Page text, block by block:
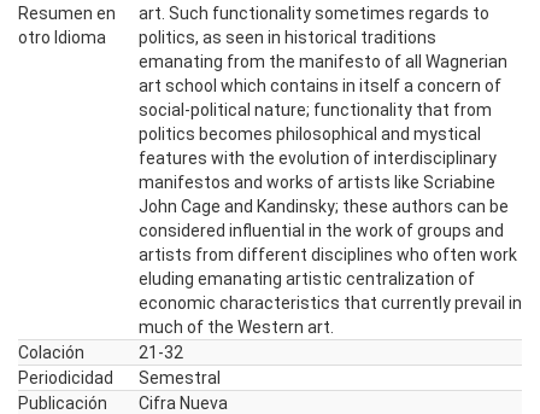
Resumen en
otro Idioma
art. Such functionality sometimes regards to
politics, as seen in historical traditions
emanating from the manifesto of all Wagnerian
art school which contains in itself a concern of
social-political nature; functionality that from
politics becomes philosophical and mystical
features with the evolution of interdisciplinary
manifestos and works of artists like Scriabine
John Cage and Kandinsky; these authors can be
considered influential in the work of groups and
artists from different disciplines who often work
eluding emanating artistic centralization of
economic characteristics that currently prevail in
much of the Western art.
Colación
21-32
Periodicidad
Semestral
Publicación
Cifra Nueva